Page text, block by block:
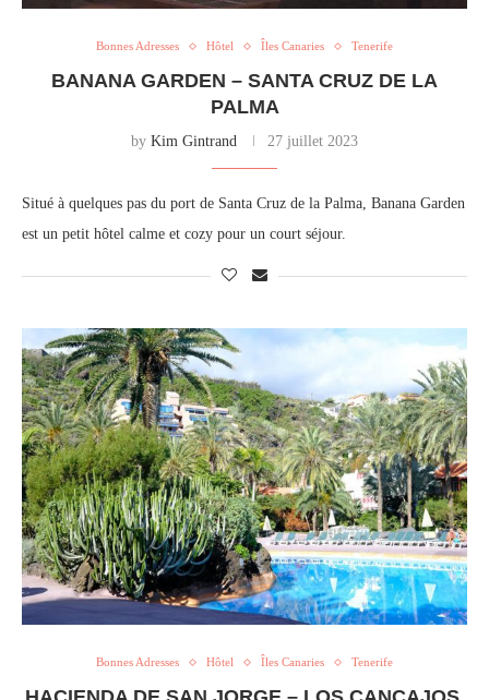
Bonnes Adresses Hôtel Îles Canaries Tenerife
BANANA GARDEN – SANTA CRUZ DE LA
PALMA
by Kim Gintrand 27 juillet 2023
Situé à quelques pas du port de Santa Cruz de la Palma, Banana Garden
est un petit hôtel calme et cozy pour un court séjour.
Bonnes Adresses Hôtel Îles Canaries Tenerife